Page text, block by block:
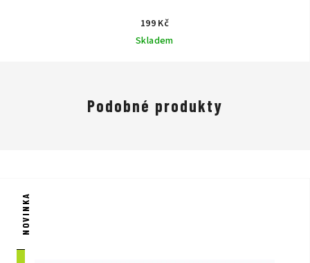
199 Kč
Skladem
Podobné produkty
NOVINKA